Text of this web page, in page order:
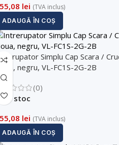
lei (TVA inclus)
ADAUGĂ ÎN COȘ
Simplu Cap Scara /
negru, VL-FC1S-2G-2B
(0)
În stoc
lei (TVA inclus)
ADAUGĂ ÎN COȘ